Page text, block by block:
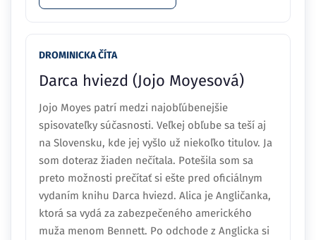
DROMINICKA ČÍTA
Darca hviezd (Jojo Moyesová)
Jojo Moyes patrí medzi najobľúbenejšie
spisovateľky súčasnosti. Veľkej obľube sa teší aj
na Slovensku, kde jej vyšlo už niekoľko titulov. Ja
som doteraz žiaden nečítala. Potešila som sa
preto možnosti prečítať si ešte pred oficiálnym
vydaním knihu Darca hviezd. Alica je Angličanka,
ktorá sa vydá za zabezpečeného amerického
muža menom Bennett. Po odchode z Anglicka si